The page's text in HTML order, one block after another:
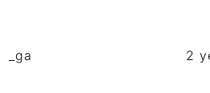
_ga 2